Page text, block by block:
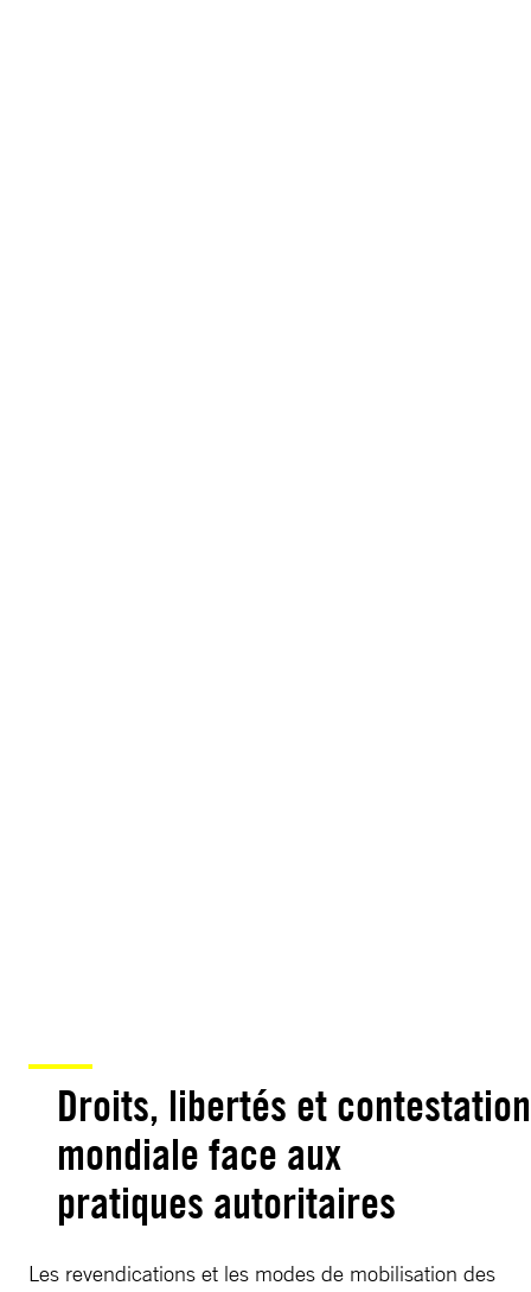
Droits, libertés et contestation
mondiale face aux
pratiques autoritaires
Les revendications et les modes de mobilisation des